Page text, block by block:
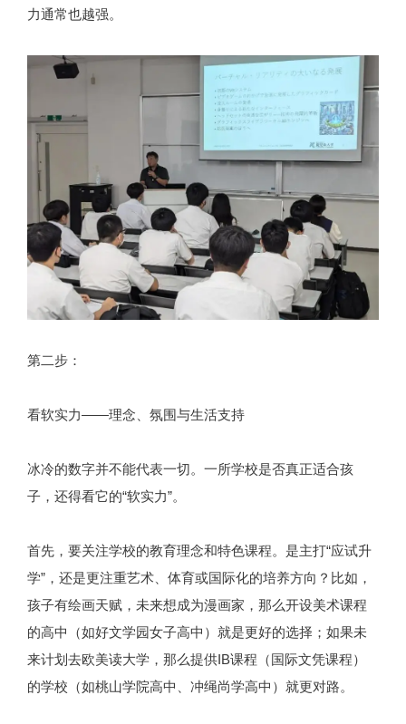
力通常也越强。
第二步：
看软实力——理念、氛围与生活支持
冰冷的数字并不能代表一切。一所学校是否真正适合孩
子，还得看它的“软实力”。
首先，要关注学校的教育理念和特色课程。是主打“应试升
学”，还是更注重艺术、体育或国际化的培养方向？比如，
孩子有绘画天赋，未来想成为漫画家，那么开设美术课程
的高中（如好文学园女子高中）就是更好的选择；如果未
来计划去欧美读大学，那么提供IB课程（国际文凭课程）
的学校（如桃山学院高中、冲绳尚学高中）就更对路。